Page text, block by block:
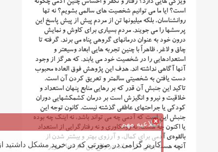
ویژگی هایی دارد؟ رفتار و تکفر و احساس چنین آدمی چگونه
است؟ ایا ما می توانیم شخصیت های سالمی بشویم؟ نه تها
روانشناسان، بلکه میلیونها تن از مردم پیش از پیش پاسخ این
پرسشها را می جویند. مردم بسیاری برای کاوش و نمایش
درون خود به عنوان درمانهای گروهی پناه می برند. گرفته تا
چاق و لاغر، ظاهراً با چنین تجربه هایی ابعاد وسیعتر و
استعدادهایی را در شخصیت خود می یابند. که هرگز از وجود
آنها آگاهی نداشته اند. هدف این پژوهش فوق العاده محبوب
دست یافتن به شخصیتی سالمتر و تعریق کردن ‎آن است.
تاکید این جنبش آن قدر که بر رهایی منابع پنهان استعداد و
خلاقیت و نیرو و انگیزش است بر درمان کشمکشهایی دوران
کودکی یا جراحتهای عاطفی گذشته نیست. کانون توجه این
جنبش این است که آدمی چه می تواند باشد، نه اینک چه بوده
یا اکنون چه هست. نه روانکاوری و نه رفتارگرایی از استعداد
بالقوه‌ی آدمی برای کمال، و آرزوی بهتر و بیشتر شدن از
آنچه هست بحثی نکرده اند. در واقع این نگرشها تصویر
اطلاعیه مهم
کاربر گرامی در صورتی که در خرید مشکل داشتید